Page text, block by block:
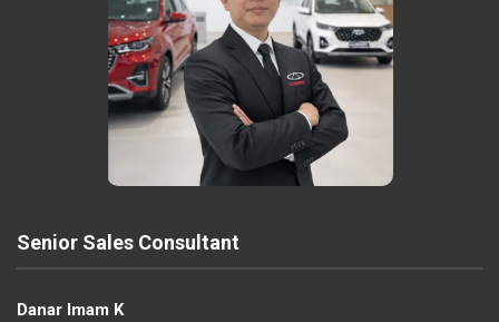
Senior Sales Consultant
Danar Imam K